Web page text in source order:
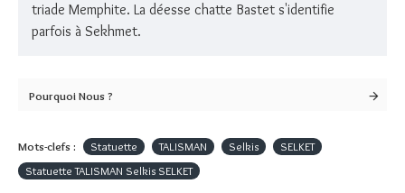
triade Memphite. La déesse chatte Bastet s'identifie
parfois à Sekhmet.
Pourquoi Nous ?
Mots-clefs : Statuette TALISMAN Selkis
SELKET
Statuette TALISMAN Selkis SELKET